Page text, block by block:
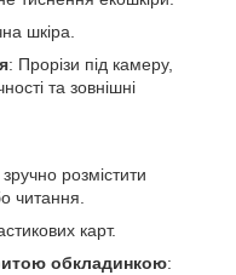
шкіра.
: Прорізи під камеру,
та зовнішні
розмістити
читання.
карт.
обкладинкою: